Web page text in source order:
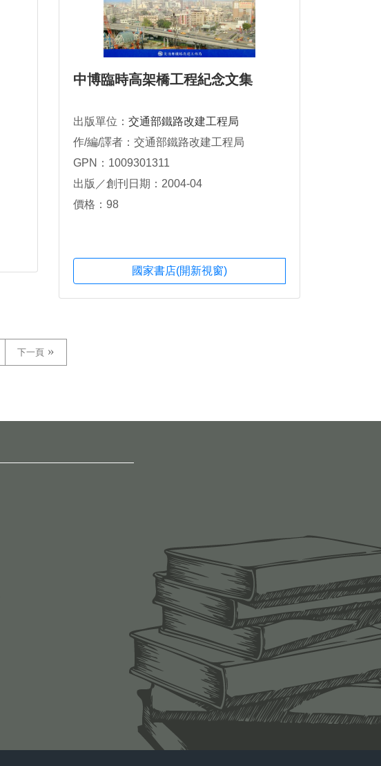
中博臨時高架橋工程紀念文集
出版單位： 交通部鐵路改建工程局
作/編/譯者：交通部鐵路改建工程局
GPN：1009301311
出版／創刊日期：2004-04
價格：98
國家書店(開新視窗)
下一頁